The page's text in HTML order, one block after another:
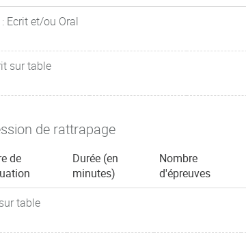
: Ecrit et/ou Oral
sur table
de rattrapage
de
Durée (en
minutes)
Nombre
d'épreuves
table